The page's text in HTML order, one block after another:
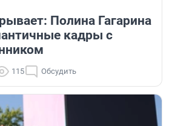
Полина Гагарина
кадры с
115 Обсудить